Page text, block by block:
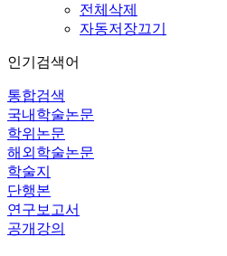
전체삭제
자동저장끄기
인기검색어
통합검색
국내학술논문
학위논문
해외학술논문
학술지
단행본
연구보고서
공개강의